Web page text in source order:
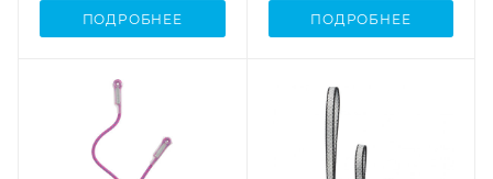
ПОДРОБНЕЕ ПОДРОБНЕЕ